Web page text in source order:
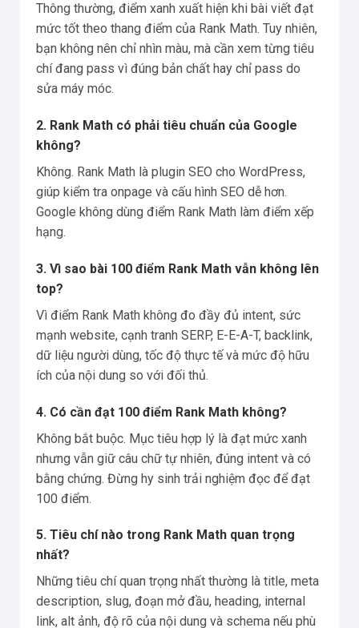
Thông thường, điểm xanh xuất hiện khi bài viết đạt
mức tốt theo thang điểm của Rank Math. Tuy nhiên,
bạn không nên chỉ nhìn màu, mà cần xem từng tiêu
chí đang pass vì đúng bản chất hay chỉ pass do
sửa máy móc.
2. Rank Math có phải tiêu chuẩn của Google
không?
Không. Rank Math là plugin SEO cho WordPress,
giúp kiểm tra onpage và cấu hình SEO dễ hơn.
Google không dùng điểm Rank Math làm điểm xếp
hạng.
3. Vì sao bài 100 điểm Rank Math vẫn không lên
top?
Vì điểm Rank Math không đo đầy đủ intent, sức
mạnh website, cạnh tranh SERP, E-E-A-T, backlink,
dữ liệu người dùng, tốc độ thực tế và mức độ hữu
ích của nội dung so với đối thủ.
4. Có cần đạt 100 điểm Rank Math không?
Không bắt buộc. Mục tiêu hợp lý là đạt mức xanh
nhưng vẫn giữ câu chữ tự nhiên, đúng intent và có
bằng chứng. Đừng hy sinh trải nghiệm đọc để đạt
100 điểm.
5. Tiêu chí nào trong Rank Math quan trọng
nhất?
Những tiêu chí quan trọng nhất thường là title, meta
description, slug, đoạn mở đầu, heading, internal
link, alt ảnh, độ rõ của nội dung và schema nếu phù